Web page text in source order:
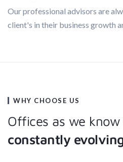
Our professional advisors are
client's in their business growth
WHY CHOOSE US
Offices as we know
constantly